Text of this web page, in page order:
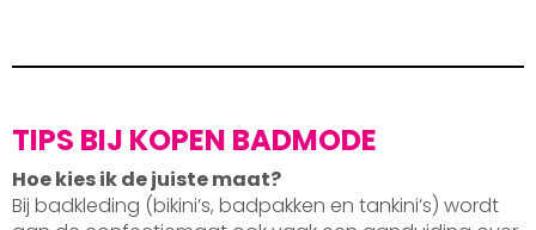
TIPS BIJ KOPEN BADMODE
Hoe kies ik de juiste maat?
Bij badkleding (bikini’s, badpakken en tankini’s) wordt